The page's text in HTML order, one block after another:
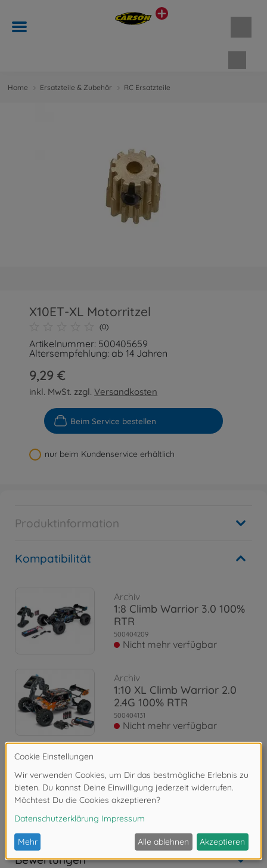
Home Ersatzteile & Zubehör RC Ersatzteile
X10ET-XL Motorritzel
(0)
Artikelnummer: 500405659
Altersempfehlung: ab 14 Jahren
9,29 €
inkl. MwSt. zzgl.Versandkosten
Beim Service bestellen
nur beim Kundenservice erhältlich
Produktinformation
Kompatibilität
Archiv
1:8 Climb Warrior 3.0 100%
RTR
500404209
Nicht mehr verfügbar
Archiv
1:10 XL Climb Warrior 2.0
2.4G 100% RTR
500404131
Nicht mehr verfügbar
1:10 X10 Climb Warrior 2.4G
100% RTR
500404056
Nicht mehr verfügbar
Bewertungen